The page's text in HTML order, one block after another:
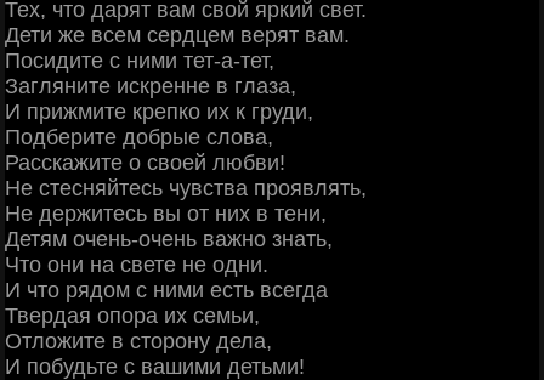
Тех, что дарят вам свой яркий свет.
Дети же всем сердцем верят вам.
Посидите с ними тет-а-тет,
Загляните искренне в глаза,
И прижмите крепко их к груди,
Подберите добрые слова,
Расскажите о своей любви!
Не стесняйтесь чувства проявлять,
Не держитесь вы от них в тени,
Детям очень-очень важно знать,
Что они на свете не одни.
И что рядом с ними есть всегда
Твердая опора их семьи,
Отложите в сторону дела,
И побудьте с вашими детьми!